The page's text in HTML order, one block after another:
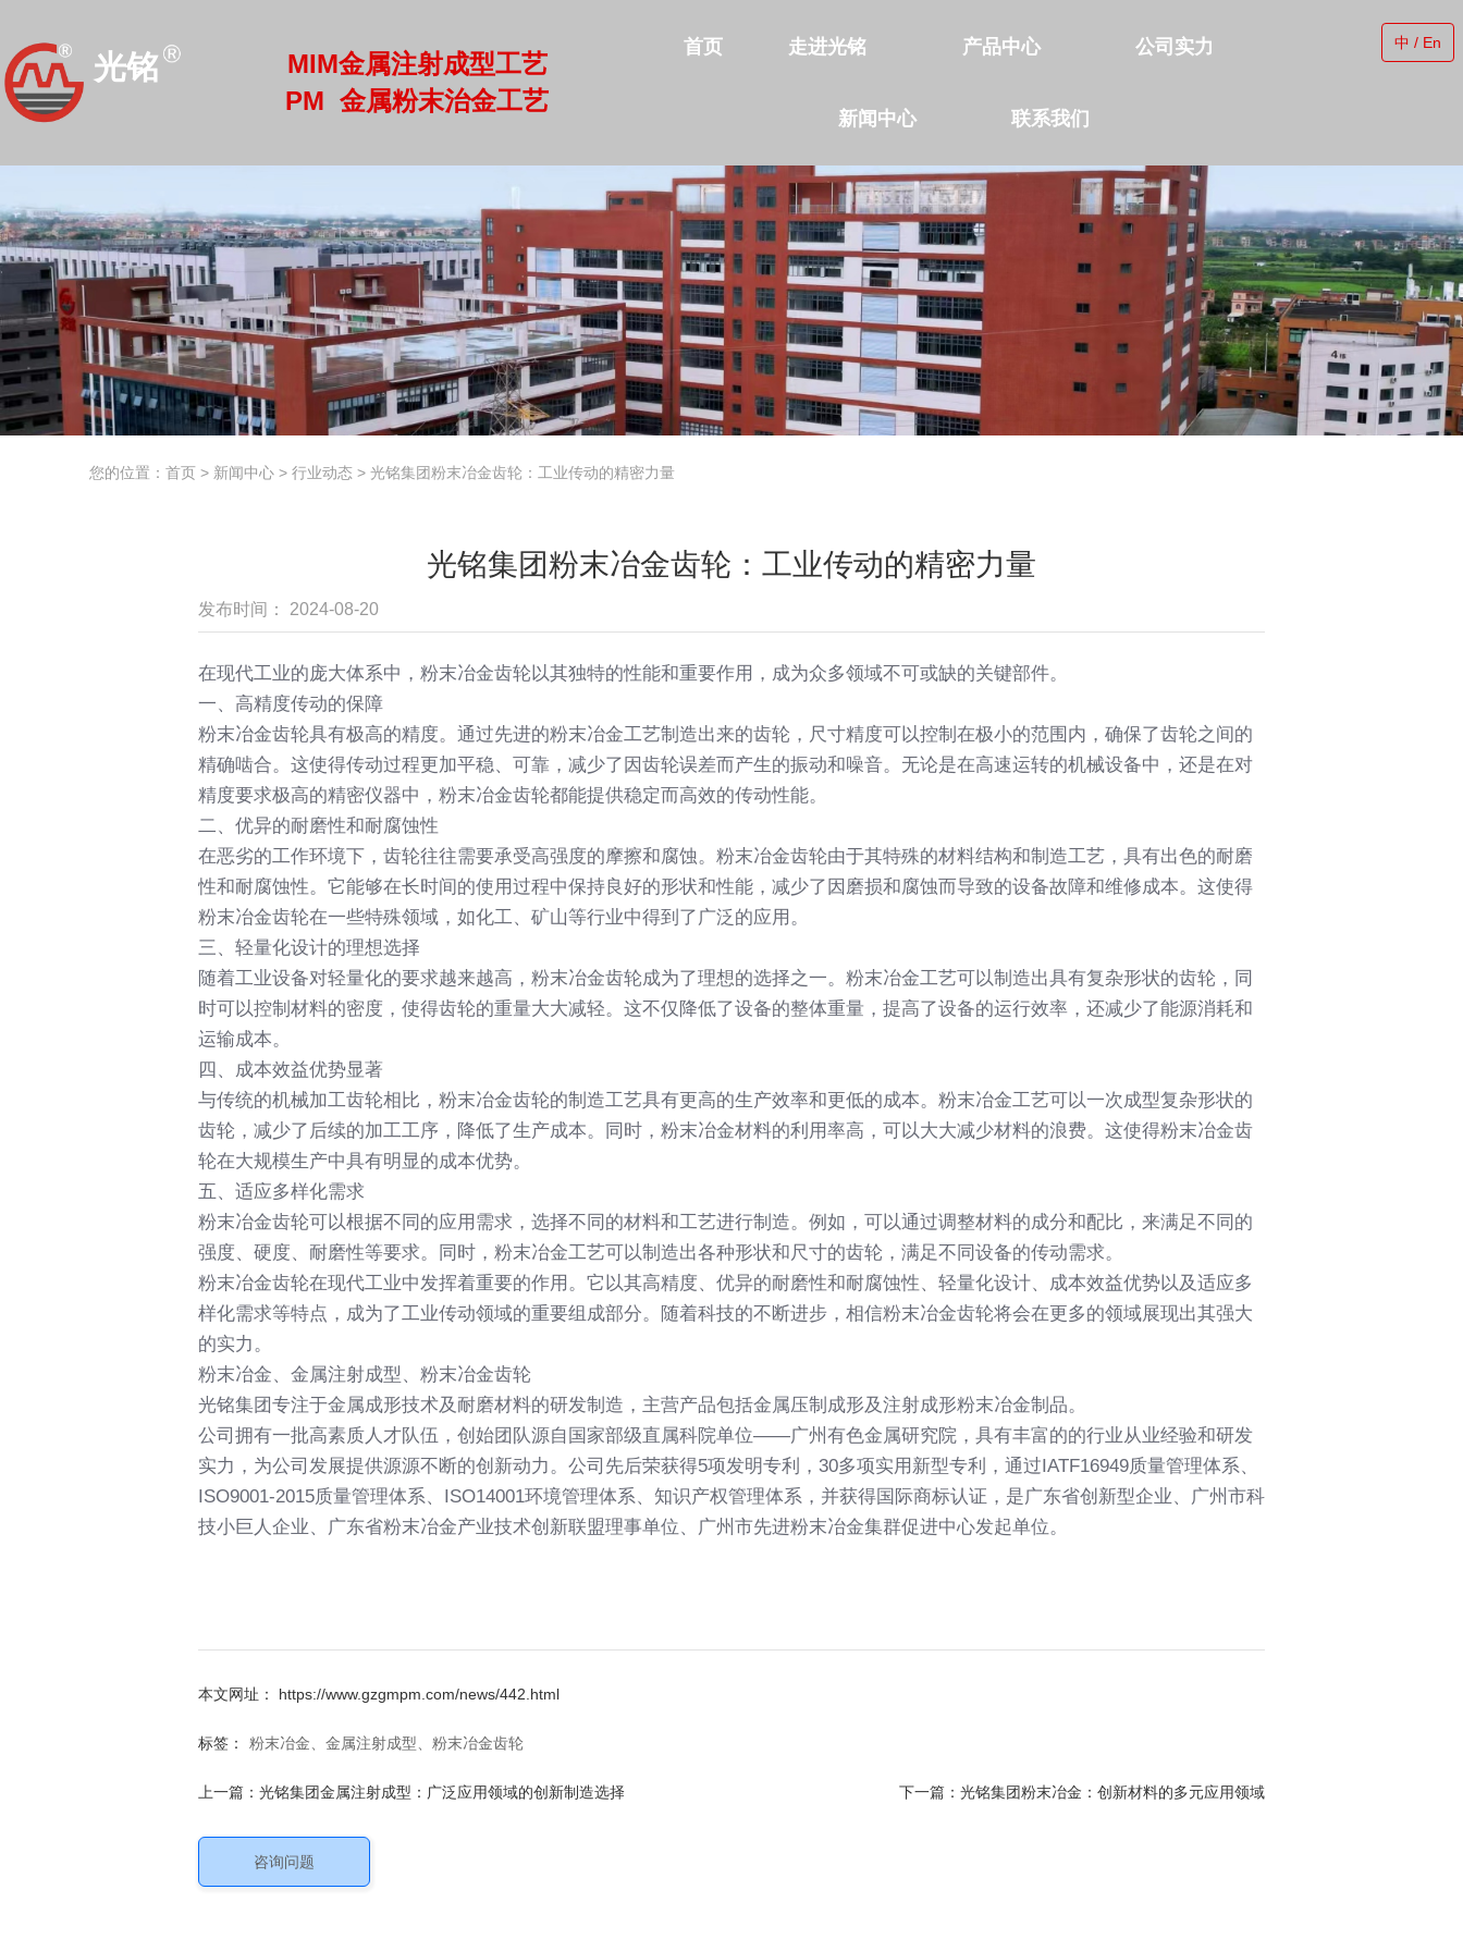
光铭
MIM金属注射成型工艺
PM 金属粉末治金工艺
首页 走进光铭 产品中心 公司实力
新闻中心 联系我们
中 / En
光铭
走进光铭 产品中心
公司实力 新闻中心 联系我们
您的位置：首页 > 新闻中心 > 行业动态 > 光铭集团粉末冶金齿轮：工业传动的精密力量
光铭集团粉末冶金齿轮：工业传动的精密力量
发布时间： 2024-08-20
在现代工业的庞大体系中，粉末冶金齿轮以其独特的性能和重要作用，成为众多领域不可或缺的关键部件。
一、高精度传动的保障
粉末冶金齿轮具有极高的精度。通过先进的粉末冶金工艺制造出来的齿轮，尺寸精度可以控制在极小的范围内，确保了齿轮之间的
精确啮合。这使得传动过程更加平稳、可靠，减少了因齿轮误差而产生的振动和噪音。无论是在高速运转的机械设备中，还是在对
精度要求极高的精密仪器中，粉末冶金齿轮都能提供稳定而高效的传动性能。
二、优异的耐磨性和耐腐蚀性
在恶劣的工作环境下，齿轮往往需要承受高强度的摩擦和腐蚀。粉末冶金齿轮由于其特殊的材料结构和制造工艺，具有出色的耐磨
性和耐腐蚀性。它能够在长时间的使用过程中保持良好的形状和性能，减少了因磨损和腐蚀而导致的设备故障和维修成本。这使得
粉末冶金齿轮在一些特殊领域，如化工、矿山等行业中得到了广泛的应用。
三、轻量化设计的理想选择
随着工业设备对轻量化的要求越来越高，粉末冶金齿轮成为了理想的选择之一。粉末冶金工艺可以制造出具有复杂形状的齿轮，同
时可以控制材料的密度，使得齿轮的重量大大减轻。这不仅降低了设备的整体重量，提高了设备的运行效率，还减少了能源消耗和
运输成本。
四、成本效益优势显著
与传统的机械加工齿轮相比，粉末冶金齿轮的制造工艺具有更高的生产效率和更低的成本。粉末冶金工艺可以一次成型复杂形状的
齿轮，减少了后续的加工工序，降低了生产成本。同时，粉末冶金材料的利用率高，可以大大减少材料的浪费。这使得粉末冶金齿
轮在大规模生产中具有明显的成本优势。
五、适应多样化需求
粉末冶金齿轮可以根据不同的应用需求，选择不同的材料和工艺进行制造。例如，可以通过调整材料的成分和配比，来满足不同的
强度、硬度、耐磨性等要求。同时，粉末冶金工艺可以制造出各种形状和尺寸的齿轮，满足不同设备的传动需求。
粉末冶金齿轮在现代工业中发挥着重要的作用。它以其高精度、优异的耐磨性和耐腐蚀性、轻量化设计、成本效益优势以及适应多
样化需求等特点，成为了工业传动领域的重要组成部分。随着科技的不断进步，相信粉末冶金齿轮将会在更多的领域展现出其强大
的实力。
粉末冶金、金属注射成型、粉末冶金齿轮
光铭集团专注于金属成形技术及耐磨材料的研发制造，主营产品包括金属压制成形及注射成形粉末冶金制品。
公司拥有一批高素质人才队伍，创始团队源自国家部级直属科院单位——广州有色金属研究院，具有丰富的的行业从业经验和研发
实力，为公司发展提供源源不断的创新动力。公司先后荣获得5项发明专利，30多项实用新型专利，通过IATF16949质量管理体系、
ISO9001-2015质量管理体系、ISO14001环境管理体系、知识产权管理体系，并获得国际商标认证，是广东省创新型企业、广州市科
技小巨人企业、广东省粉末冶金产业技术创新联盟理事单位、广州市先进粉末冶金集群促进中心发起单位。
本文网址： https://www.gzgmpm.com/news/442.html
标签： 粉末冶金、金属注射成型、粉末冶金齿轮
上一篇： 光铭集团金属注射成型：广泛应用领域的创新制造选择 下一篇： 光铭集团粉末冶金：创新材料的多元应用领域
咨询问题